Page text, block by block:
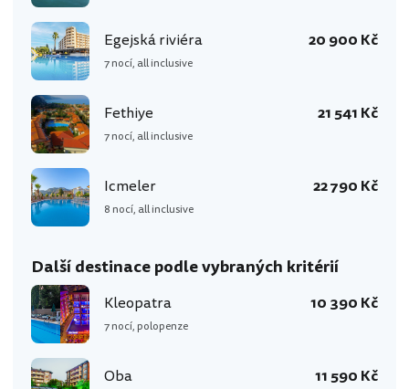
Egejská riviéra
7 nocí, all inclusive
20 900 Kč
Fethiye
7 nocí, all inclusive
21 541 Kč
Icmeler
8 nocí, all inclusive
22 790 Kč
Další destinace podle vybraných kritérií
Kleopatra
7 nocí, polopenze
10 390 Kč
Oba 11 590 Kč